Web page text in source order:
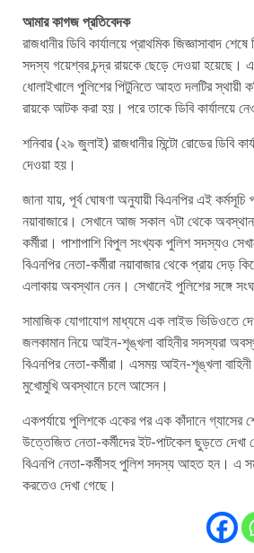
আমার কাগজ প্রতিবেদক
রাজধানীর ডিবি কার্যালয়ে প্রাথমিক জিজ্ঞাসাবাদ
সদস্য গয়েশ্বর চন্দ্র রায়কে ছেড়ে দেওয়া হয়েছে।
ধোলাইখালে পুলিশের পিটুনিতে আহত দলটির স্থায়ী
রায়কে আটক করা হয়। পরে তাকে ডিবি কার্যালয়ে
শনিবার (২৯ জুলাই) রাজধানীর মিন্টো রোডের ডিবি
দেওয়া হয়।
জানা যায়, পূর্ব ঘোষণা অনুযায়ী বিএনপির এই কর্মসূচি
নয়াবাজারে। সেখানে আজ সকাল ৭টা থেকে
কর্মীরা। পাশাপাশি বিপুল সংখ্যক পুলিশ সদস্যও
বিএনপির নেতা-কর্মীরা নয়াবাজার থেকে প্রায় দেড়
এলাকায় অবস্থান নেন। সেখানেই পুলিশের সঙ্গে
সামাজিক যোগাযোগ মাধ্যমে এক লাইভ ভিডিওতে
জলকামান নিয়ে আইন-শৃঙ্খলা বাহিনীর সদস্যরা
বিএনপির নেতা-কর্মীরা। এসময় আইন-শৃঙ্খলা বাহিনী
মুখোমুখি অবস্থানে চলে আসেন।
একপর্যায়ে পুলিশকে একের পর এক কাঁদানে গ্যাসের
উত্তেজিত নেতা-কর্মীদের ইট-পাটকেল ছুড়তে
বিএনপি নেতা-কর্মীসহ পুলিশ সদস্য আহত হন। এ
করতেও দেখা গেছে।